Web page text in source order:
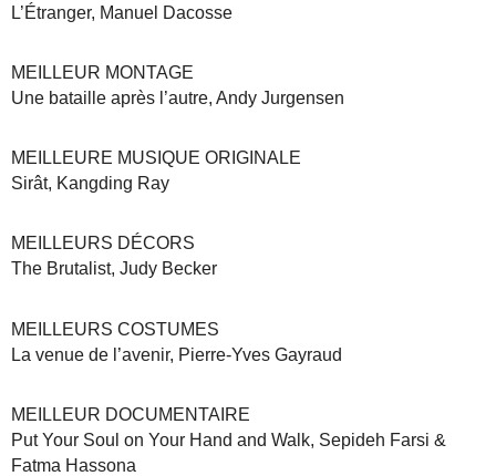
L’Étranger, Manuel Dacosse
MEILLEUR MONTAGE
Une bataille après l’autre, Andy Jurgensen
MEILLEURE MUSIQUE ORIGINALE
Sirât, Kangding Ray
MEILLEURS DÉCORS
The Brutalist, Judy Becker
MEILLEURS COSTUMES
La venue de l’avenir, Pierre-Yves Gayraud
MEILLEUR DOCUMENTAIRE
Put Your Soul on Your Hand and Walk, Sepideh Farsi &
Fatma Hassona